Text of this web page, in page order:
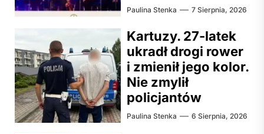
Paulina Stenka 7 Sierpnia, 2026
Kartuzy. 27-latek
ukradł drogi rower
i zmienił jego kolor.
Nie zmylił
policjantów
Paulina Stenka 6 Sierpnia, 2026